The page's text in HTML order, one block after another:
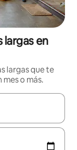
largas en
largas que te
o más.
podrás navegar